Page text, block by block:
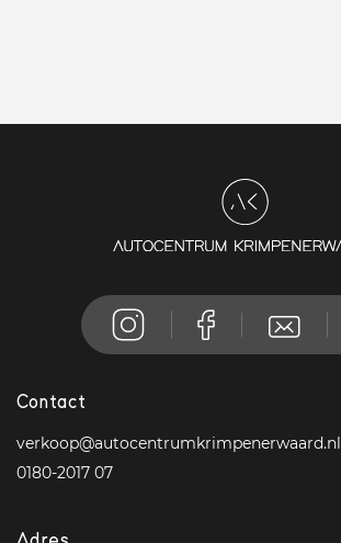
Contact
verkoop@autocentrumkrimpenerwaard.nl
0180-2017 07